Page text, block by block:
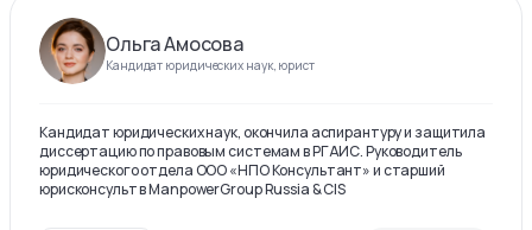
Ольга Амосова
Кандидат юридических наук, юрист
Кандидат юридических наук, окончила аспирантуру и защитила
диссертацию по правовым системам в РГАИС. Руководитель
юридического отдела ООО «НПО Консультант» и старший
юрисконсульт в ManpowerGroup Russia & CIS